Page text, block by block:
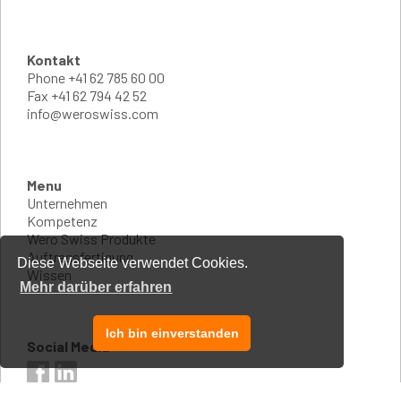
Diese Webseite verwendet Cookies.
Mehr darüber erfahren
Ich bin einverstanden
Kontakt
Phone +41 62 785 60 00
Fax +41 62 794 42 52
info@weroswiss.com
Menu
Unternehmen
Kompetenz
Wero Swiss Produkte
Auftragsfertigung
Wissen
Social Media